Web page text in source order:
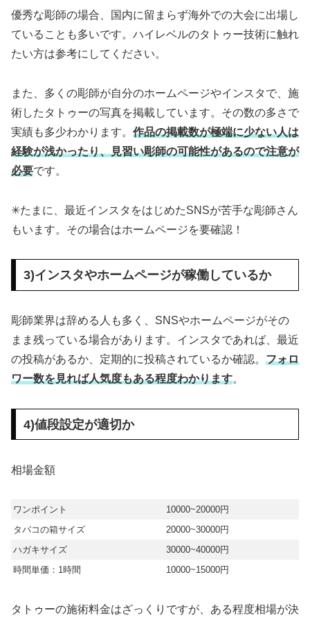
優秀な彫師の場合、国内に留まらず海外での大会に出場し
ていることも多いです。ハイレベルのタトゥー技術に触れ
たい方は参考にしてください。
また、多くの彫師が自分のホームページやインスタで、施
術したタトゥーの写真を掲載しています。その数の多さで
実績も多少わかります。 作品の掲載数が極端に少ない人は
経験が浅かったり、見習い彫師の可能性があるので注意が
必要です。
✳︎たまに、最近インスタをはじめたSNSが苦手な彫師さん
もいます。その場合はホームページを要確認！
3)インスタやホームページが稼働しているか
彫師業界は辞める人も多く、SNSやホームページがその
まま残っている場合があります。インスタであれば、最近
の投稿があるか、定期的に投稿されているか確認。 フォロ
ワー数を見れば人気度もある程度わかります。
4)値段設定が適切か
相場金額
ワンポイント
10000~20000円
タバコの箱サイズ
20000~30000円
ハガキサイズ
30000~40000円
時間単価：1時間
10000~15000円
タトゥーの施術料金はざっくりですが、ある程度相場が決